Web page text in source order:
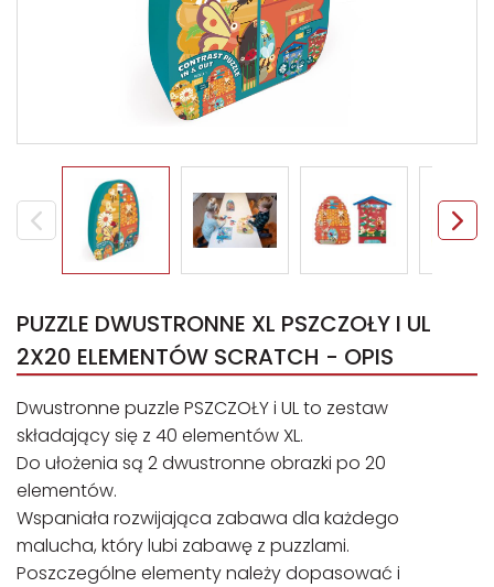
PUZZLE DWUSTRONNE XL PSZCZOŁY I UL
2X20 ELEMENTÓW SCRATCH - OPIS
Dwustronne puzzle PSZCZOŁY i UL to zestaw
składający się z 40 elementów XL.
Do ułożenia są 2 dwustronne obrazki po 20
elementów.
Wspaniała rozwijająca zabawa dla każdego
malucha, który lubi zabawę z puzzlami.
Poszczególne elementy należy dopasować i